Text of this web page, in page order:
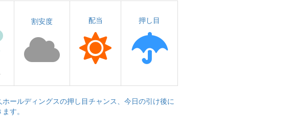
割安度 配当 押し目
ホールディングスの押し目チャンス、今日の引け後に
す。